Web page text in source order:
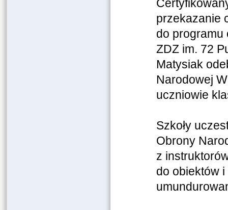
przekazanie
do programu
ZDZ im. 72
Matysiak
Narodowej
uczniowie
Szkoły
Obrony
z
do obiektów